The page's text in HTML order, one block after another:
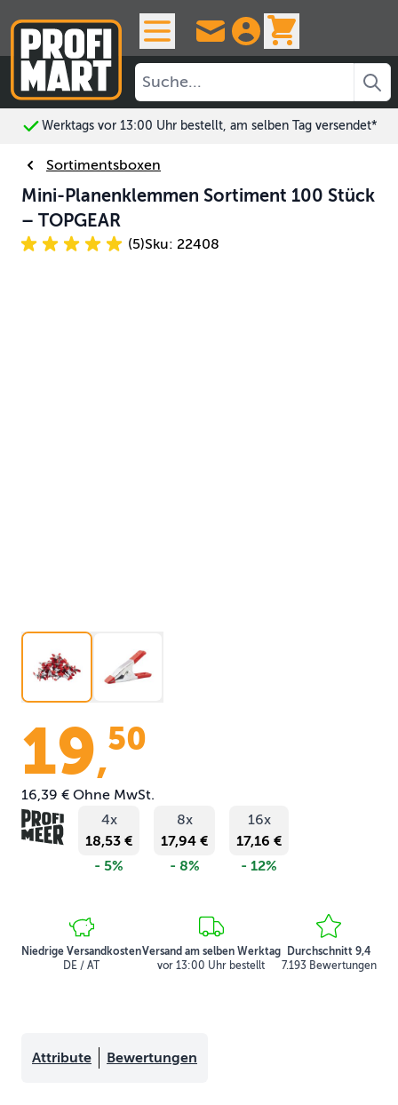
Werktags vor 13:00 Uhr bestellt, am selben Tag versendet*
Sortimentsboxen
Mini-Planenklemmen Sortiment 100 Stück
– TOPGEAR
(5)Sku: 22408
19,50
16,39 € Ohne MwSt.
4x
18,53 €
- 5%
8x
17,94 €
- 8%
16x
17,16 €
- 12%
Niedrige Versandkosten
DE / AT
Versand am selben Werktag
vor 13:00 Uhr bestellt
Durchschnitt 9,4
7.193 Bewertungen
Attribute Bewertungen